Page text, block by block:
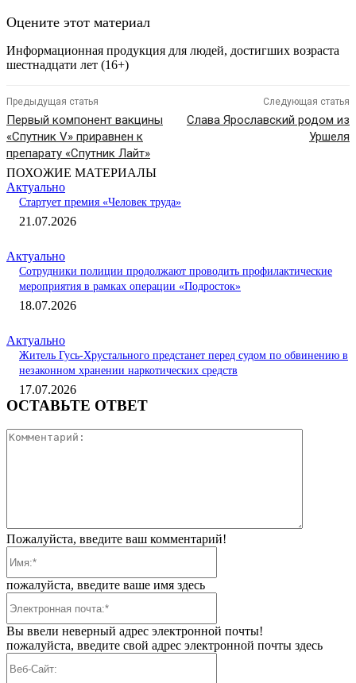
Оцените этот материал
Информационная продукция для людей, достигших возраста
шестнадцати лет (16+)
Предыдущая статья
Первый компонент вакцины
«Спутник V» приравнен к
препарату «Спутник Лайт»
Следующая статья
Слава Ярославский родом из
Уршеля
ПОХОЖИЕ МАТЕРИАЛЫ
Актуально
Стартует премия «Человек труда»
21.07.2026
Актуально
Сотрудники полиции продолжают проводить профилактические
мероприятия в рамках операции «Подросток»
18.07.2026
Актуально
Житель Гусь-Хрустального предстанет перед судом по обвинению в
незаконном хранении наркотических средств
17.07.2026
ОСТАВЬТЕ ОТВЕТ
Пожалуйста, введите ваш комментарий!
пожалуйста, введите ваше имя здесь
Вы ввели неверный адрес электронной почты!
пожалуйста, введите свой адрес электронной почты здесь